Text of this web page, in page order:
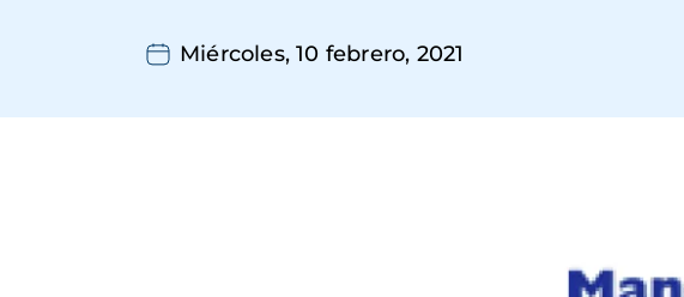
Miércoles, 10 febrero, 2021